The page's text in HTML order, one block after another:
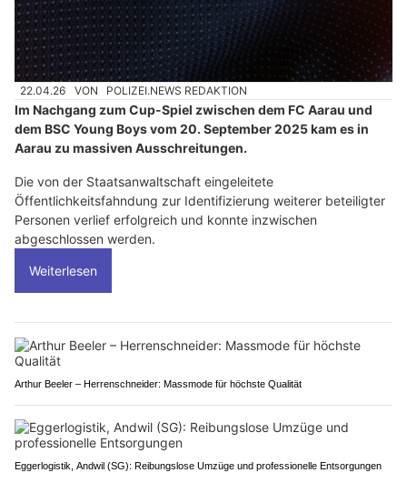
22.04.26 VON POLIZEI.NEWS REDAKTION
Im Nachgang zum Cup-Spiel zwischen dem FC Aarau und
dem BSC Young Boys vom 20. September 2025 kam es in
Aarau zu massiven Ausschreitungen.
Die von der Staatsanwaltschaft eingeleitete
Öffentlichkeitsfahndung zur Identifizierung weiterer beteiligter
Personen verlief erfolgreich und konnte inzwischen
abgeschlossen werden.
Weiterlesen
Arthur Beeler – Herrenschneider: Massmode für höchste Qualität
Eggerlogistik, Andwil (SG): Reibungslose Umzüge und professionelle Entsorgungen